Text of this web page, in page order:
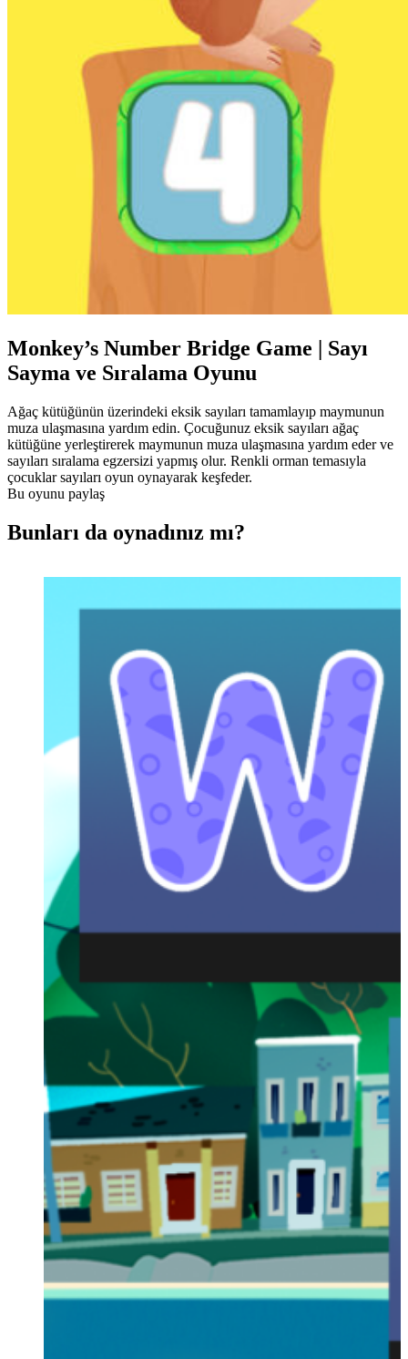
Monkey’s Number Bridge Game | Sayı
Sayma ve Sıralama Oyunu
Ağaç kütüğünün üzerindeki eksik sayıları tamamlayıp maymunun
muza ulaşmasına yardım edin. Çocuğunuz eksik sayıları ağaç
kütüğüne yerleştirerek maymunun muza ulaşmasına yardım eder ve
sayıları sıralama egzersizi yapmış olur. Renkli orman temasıyla
çocuklar sayıları oyun oynayarak keşfeder.
Bu oyunu paylaş
Bunları da oynadınız mı?